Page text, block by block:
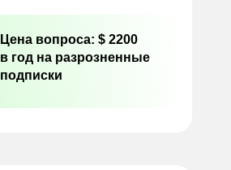
Цена вопроса: $ 2200
в год на разрозненные
подписки